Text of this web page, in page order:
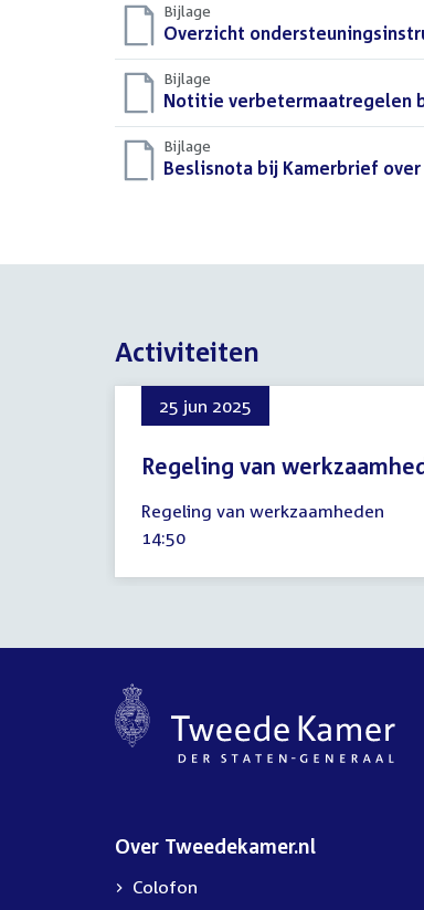
Bijlage
Download
bestand:
Overzicht
Bijlage
Download
bestand:
Notitie verbetermaatregelen
Bijlage
Download
Beslisnota bij Kamerbrief
Activiteiten
25 jun 2025
Regeling van
juni
2025
Regeling van werkzaamheden
Tijd
14:50
Over Tweedekamer.nl
Colofon